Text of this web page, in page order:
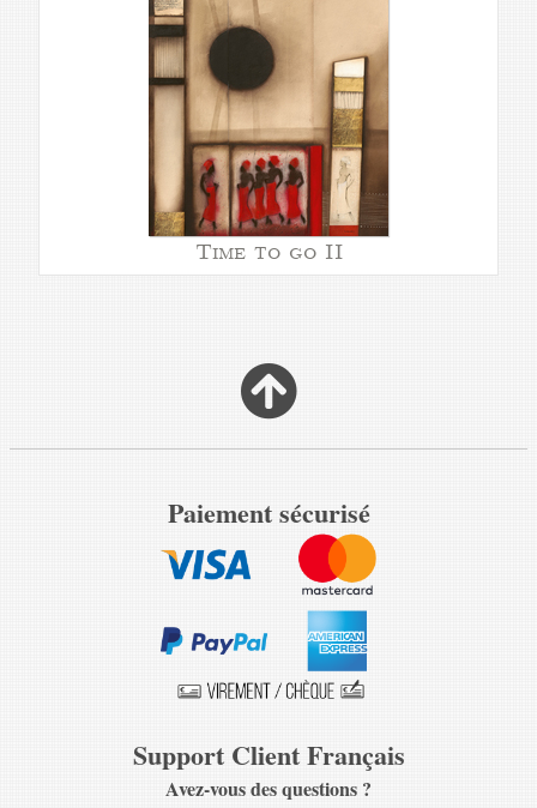
Time to go II
Paiement sécurisé
Support Client Français
Avez-vous des questions ?